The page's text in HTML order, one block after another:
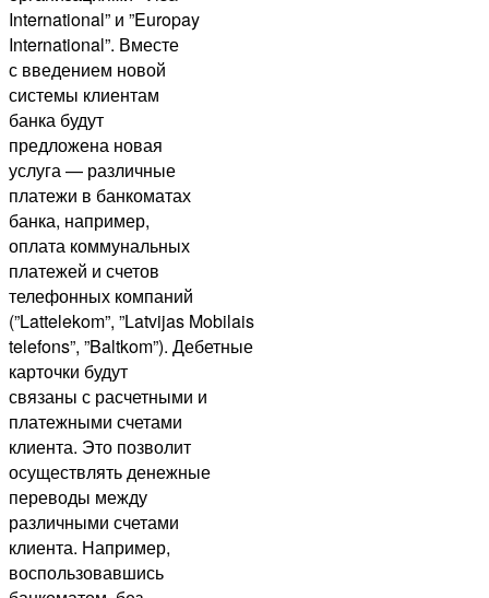
International” и ”Europay
International”. Вместе
с введением новой
системы клиентам
банка будут
предложена новая
услуга — различные
платежи в банкоматах
банка, например,
оплата коммунальных
платежей и счетов
телефонных компаний
(”Lattelekom”, ”Latvijas Mobilais
telefons”, ”Baltkom”). Дебетные
карточки будут
связаны с расчетными и
платежными счетами
клиента. Это позволит
осуществлять денежные
переводы между
различными счетами
клиента. Например,
воспользовавшись